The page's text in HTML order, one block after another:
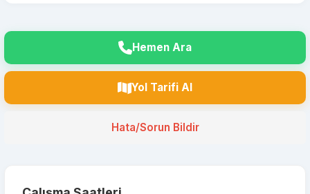
Hemen Ara
Yol Tarifi Al
Hata/Sorun Bildir